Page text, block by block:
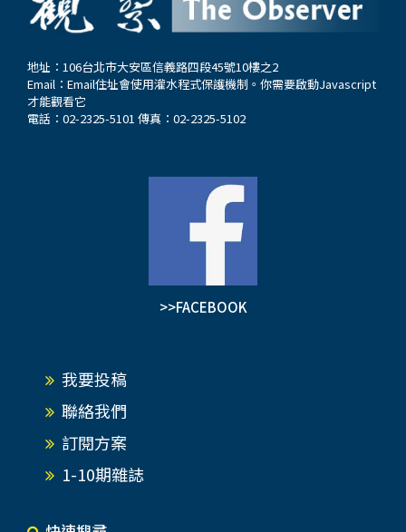
地址：106台北市大安區信義路四段45號10樓之2
Email： Email住址會使用灌水程式保護機制。你需要啟動Javascript
才能觀看它
電話：02-2325-5101 傳真：02-2325-5102
>>FACEBOOK
我要投稿
聯絡我們
訂閱方案
1-10期雜誌